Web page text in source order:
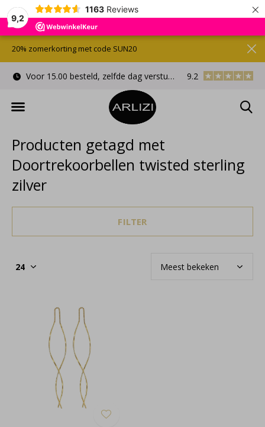
9,2
1163 Reviews ×
Voor 15.00 besteld, zelfde dag verstuurd Gratis
9.2
20% zomerkorting met code SUN20
Producten getagd met
Doortrekoorbellen twisted sterling
zilver
FILTER